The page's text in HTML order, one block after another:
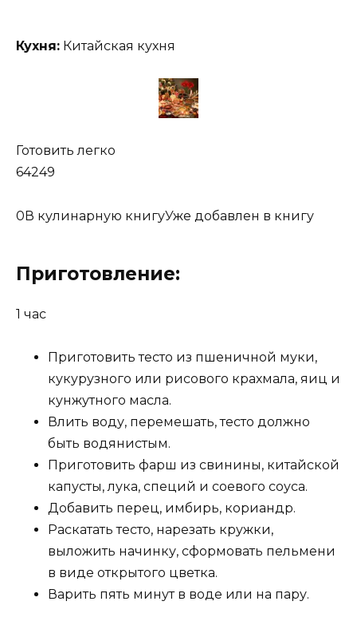
Кухня: Китайская кухня
Готовить легко
64249
0В кулинарную книгуУже добавлен в книгу
Приготовление:
1 час
Приготовить тесто из пшеничной муки,
кукурузного или рисового крахмала, яиц и
кунжутного масла.
Влить воду, перемешать, тесто должно
быть водянистым.
Приготовить фарш из свинины, китайской
капусты, лука, специй и соевого соуса.
Добавить перец, имбирь, кориандр.
Раскатать тесто, нарезать кружки,
выложить начинку, сформовать пельмени
в виде открытого цветка.
Варить пять минут в воде или на пару.